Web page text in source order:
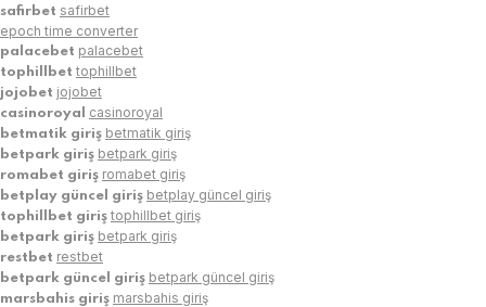
safirbet safirbet
epoch time converter
palacebet palacebet
tophillbet tophillbet
jojobet jojobet
casinoroyal casinoroyal
betmatik giriş betmatik giriş
betpark giriş betpark giriş
romabet giriş romabet giriş
betplay güncel giriş betplay güncel giriş
tophillbet giriş tophillbet giriş
betpark giriş betpark giriş
restbet restbet
betpark güncel giriş betpark güncel giriş
marsbahis giriş marsbahis giriş